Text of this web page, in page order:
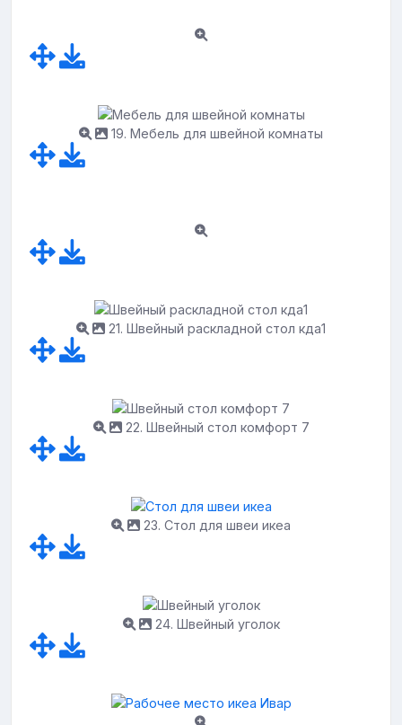
19. Мебель для швейной комнаты
21. Швейный раскладной стол кда1
22. Швейный стол комфорт 7
23. Стол для швеи икеа
24. Швейный уголок